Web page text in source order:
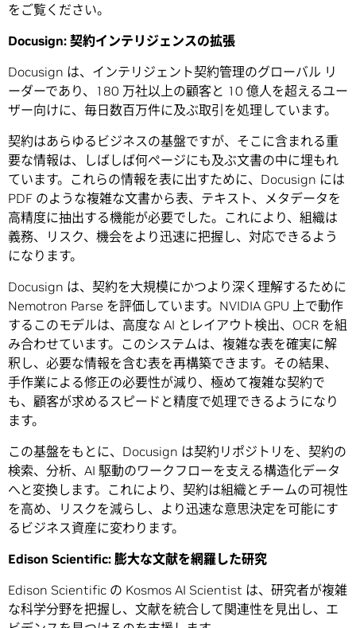
をご覧ください。
Docusign: 契約インテリジェンスの拡張
Docusign は、インテリジェント契約管理のグローバル リ
ーダーであり、180 万社以上の顧客と 10 億人を超えるユー
ザー向けに、毎日数百万件に及ぶ取引を処理しています。
契約はあらゆるビジネスの基盤ですが、そこに含まれる重
要な情報は、しばしば何ページにも及ぶ文書の中に埋もれ
ています。これらの情報を表に出すために、Docusign には
PDF のような複雑な文書から表、テキスト、メタデータを
高精度に抽出する機能が必要でした。これにより、組織は
義務、リスク、機会をより迅速に把握し、対応できるよう
になります。
Docusign は、契約を大規模にかつより深く理解するために
Nemotron Parse を評価しています。NVIDIA GPU 上で動作
するこのモデルは、高度な AI とレイアウト検出、OCR を組
み合わせています。このシステムは、複雑な表を確実に解
釈し、必要な情報を含む表を再構築できます。その結果、
手作業による修正の必要性が減り、極めて複雑な契約で
も、顧客が求めるスピードと精度で処理できるようになり
ます。
この基盤をもとに、Docusign は契約リポジトリを、契約の
検索、分析、AI 駆動のワークフローを支える構造化データ
へと変換します。これにより、契約は組織とチームの可視性
を高め、リスクを減らし、より迅速な意思決定を可能にす
るビジネス資産に変わります。
Edison Scientific: 膨大な文献を網羅した研究
Edison Scientific の Kosmos AI Scientist は、研究者が複雑
な科学分野を把握し、文献を統合して関連性を見出し、エ